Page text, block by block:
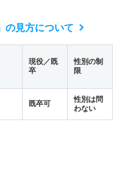
の見方について
現役／既
卒
性別の制
限
既卒可
性別は問
わない